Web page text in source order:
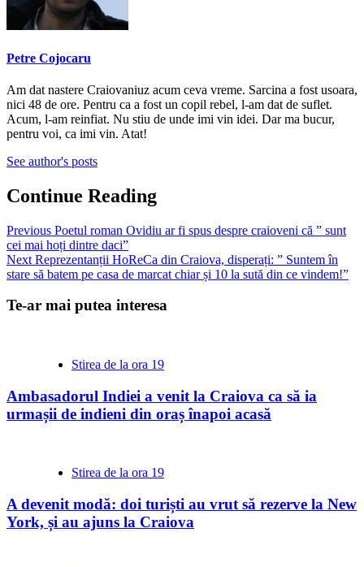
Petre Cojocaru
Am dat nastere Craiovaniuz acum ceva vreme. Sarcina a fost usoara,
nici 48 de ore. Pentru ca a fost un copil rebel, l-am dat de suflet.
Acum, l-am reinfiat. Nu stiu de unde imi vin idei. Dar ma bucur,
pentru voi, ca imi vin. Atat!
See author's posts
Continue Reading
Previous Poetul roman Ovidiu ar fi spus despre craioveni că ” sunt
cei mai hoți dintre daci”
Next Reprezentanții HoReCa din Craiova, disperați: ” Suntem în
stare să batem pe casa de marcat chiar și 10 la sută din ce vindem!”
Te-ar mai putea interesa
Stirea de la ora 19
Ambasadorul Indiei a venit la Craiova ca să ia
urmașii de indieni din oraș înapoi acasă
Stirea de la ora 19
A devenit modă: doi turiști au vrut să rezerve la New
York, și au ajuns la Craiova